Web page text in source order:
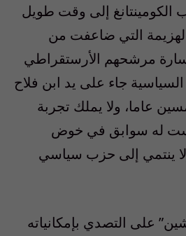
الكومينتانغ إلى وقت طويل
التي ضاعفت من
مرشحهم الأرستقراطي
جاء على يد ابن فلاح
عاما، ولا يملك تجربة
له سوابق في خوض
ينتمي إلى حزب سياسي
على التصدي بإمكانياته